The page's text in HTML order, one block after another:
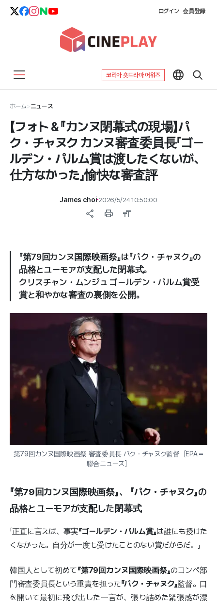
ログイン 会員登録
코리아 숏드라마 어워즈
ホーム>ニュース
【フォト＆『カンヌ閉幕式の現場】パ
ク・チャヌク カンヌ審査委員長「ゴー
ルデン・パルム賞は渡したくないが、
仕方なかった」愉快な審査評
James choi 2026/5/24 10:50:00
share print format_size
『第79回カンヌ国際映画祭』は『パク・チャヌク』の
品格とユーモアが支配した閉幕式。
クリスチャン・ムンジュ ゴールデン・パルム賞受
賞と和やかな審査の裏側を公開。
第79回カンヌ国際映画祭 審査委員長 パク・チャヌク監督［EPA＝
聯合ニュース］
『第79回カンヌ国際映画祭』、 『パク・チャヌク』の
品格とユーモアが支配した閉幕式
「正直に言えば、事実『ゴールデン・パルム賞』は誰にも授けた
くなかった。自分が一度も受けたことのない賞だからだ。」
韓国人として初めて『第79回カンヌ国際映画祭』のコンペ部
門審査委員長という重責を担った『パク・チャヌク』監督。口
を開いて最初に飛び出した一言が、張り詰めた緊張感が漂